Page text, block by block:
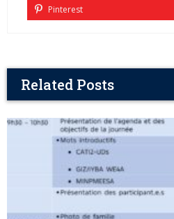
Pinterest
Related Posts